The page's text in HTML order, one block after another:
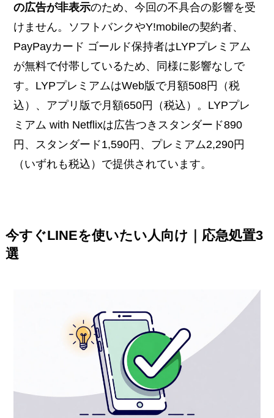
の広告が非表示のため、今回の不具合の影響を受
けません。ソフトバンクやY!mobileの契約者、
PayPayカード ゴールド保持者はLYPプレミアム
が無料で付帯しているため、同様に影響なしで
す。LYPプレミアムはWeb版で月額508円（税
込）、アプリ版で月額650円（税込）。LYPプレ
ミアム with Netflixは広告つきスタンダード890
円、スタンダード1,590円、プレミアム2,290円
（いずれも税込）で提供されています。
今すぐLINEを使いたい人向け｜応急処置3
選